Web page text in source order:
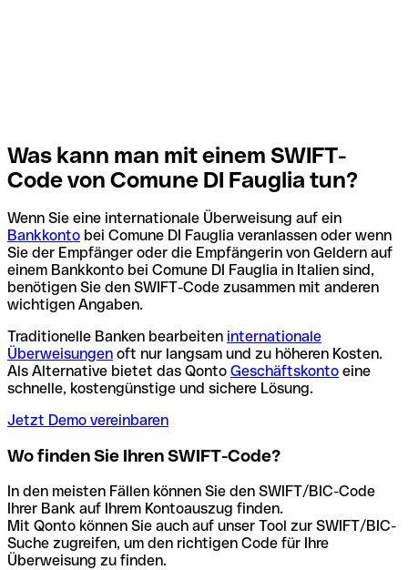
Was kann man mit einem SWIFT-
Code von Comune DI Fauglia tun?
Wenn Sie eine internationale Überweisung auf ein
Bankkonto bei Comune DI Fauglia veranlassen oder wenn
Sie der Empfänger oder die Empfängerin von Geldern auf
einem Bankkonto bei Comune DI Fauglia in Italien sind,
benötigen Sie den SWIFT-Code zusammen mit anderen
wichtigen Angaben.
Traditionelle Banken bearbeiten internationale
Überweisungen oft nur langsam und zu höheren Kosten.
Als Alternative bietet das Qonto Geschäftskonto eine
schnelle, kostengünstige und sichere Lösung.
Jetzt Demo vereinbaren
Wo finden Sie Ihren SWIFT-Code?
In den meisten Fällen können Sie den SWIFT/BIC-Code
Ihrer Bank auf Ihrem Kontoauszug finden.
Mit Qonto können Sie auch auf unser Tool zur SWIFT/BIC-
Suche zugreifen, um den richtigen Code für Ihre
Überweisung zu finden.